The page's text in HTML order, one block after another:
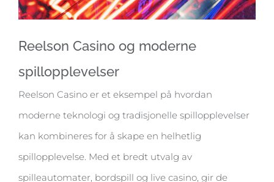
Reelson Casino og moderne
spillopplevelser
Reelson Casino er et eksempel på hvordan
moderne teknologi og tradisjonelle spillopplevelser
kan kombineres for å skape en helhetlig
spillopplevelse. Med et bredt utvalg av
spilleautomater, bordspill og live casino, gir de